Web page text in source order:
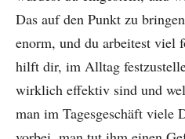
Das auf den Punkt zu
enorm, und du arbeitest viel
hilft dir, im Alltag
wirklich effektiv sind und
man im Tagesgeschäft viele